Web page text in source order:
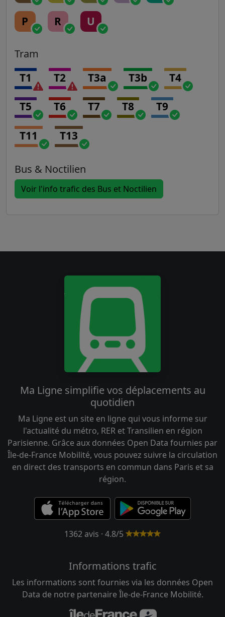
P R U
Tram
T1 T2 T3a T3b T4
T5 T6 T7 T8 T9
T11 T13
Bus & Noctilien
Voir l'info trafic des Bus et Noctilien
Ma Ligne simplifie vos déplacements au
quotidien
Ma Ligne est un site en ligne qui vous informe sur
l'actualité du métro, RER et Transilien en région
Parisienne. Grâce aux données Open Data fournies par
Île-de-France Mobilité, vous pouvez suivre la circulation
en direct des transports en commun dans Paris et sa
région.
1362 avis · 4.8/5
Informations trafic
Les informations sont fournies via les données Open
Data de notre partenaire Île-de-France Mobilité.